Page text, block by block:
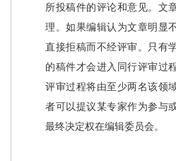
所投稿件的评论和意见。文
理。如果编辑认为文章明显
直接拒稿而不经评审。只有
的稿件才会进入同行评审过
评审过程将由至少两名该领
者可以提议某专家作为参与
最终决定权在编辑委员会。